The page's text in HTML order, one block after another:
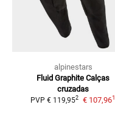
alpinestars
Fluid Graphite Calças
cruzadas
PVP € 119,952 € 107,961